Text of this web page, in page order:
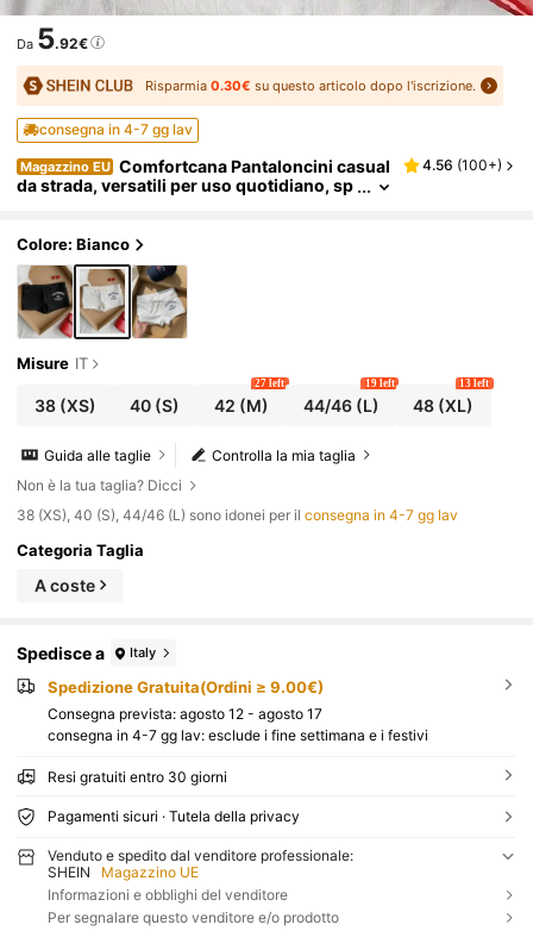
Da 5.92€
Risparmia 0.30€ su questo articolo dopo l'iscrizione.
consegna in 4-7 gg lav
Magazzino EU Comfortcana Pantaloncini casual
da strada, versatili per uso quotidiano, sp
vestibilità slim, comodi per primavera e autun
no
4.56 (100+)
Colore: Bianco
Misure IT
38(XS) 40 (S) 42 (M)
27 left
44/46(L)
19 left
48 (XL)
13 left
Controlla la mia taglia
Guida alle taglie
Non è la tua taglia? Dicci
38 (XS), 40 (S), 44/46 (L) sono idonei per ilconsegna in 4-7 gg lav
Categoria Taglia
A coste
Spedisce a Italy
Spedizione Gratuita(Ordini ≥ 9.00€)
Consegna prevista: agosto 12 - agosto 17
consegna in 4-7 gg lav: esclude i fine settimana e i festivi
Resi gratuiti entro 30 giorni
Pagamenti sicuri · Tutela della privacy
Venduto e spedito dal venditore professionale:
SHEIN
Magazzino UE
Informazioni e obblighi del venditore
Per segnalare questo venditore e/o prodotto